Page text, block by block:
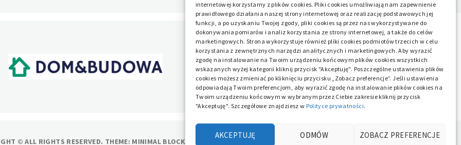
internetowej korzystamy z plików cookies. Pliki cookies umożliwiają nam zapewnienie
prawidłowego działania naszej strony internetowej oraz realizację podstawowych jej
funkcji, a po uzyskaniu Twojej zgody, pliki cookies są przez nas wykorzystywane do
dokonywania pomiarów i analiz korzystania ze strony internetowej, a także do celów
marketingowych. Strona wykorzystuje również pliki cookies podmiotów trzecich w celu
korzystania z zewnętrznych narzędzi analitycznych i marketingowych. Aby wyrazić
zgodę na instalowanie na Twoim urządzeniu końcowym plików cookies wszystkich
wskazanych wyżej kategorii kliknij przycisk "Akceptuję". Poszczególne ustawienia plików
cookies możesz zmieniać po kliknięciu przycisku „Zobacz preferencje”. Jeśli ustawienia
odpowiadają Twoim preferencjom, aby wyrazić zgodę na instalowanie plików cookies na
Twoim urządzeniu końcowym w wybranym przez Ciebie zakresie kliknij przycisk
"Akceptuję". Szczegółowe znajdziesz w Polityce prywatności.
AKCEPTUJĘ ODMÓW ZOBACZ PREFERENCJE
© ALL RIGHTS RESERVED. THEME: MINIMAL BLOCKS BY